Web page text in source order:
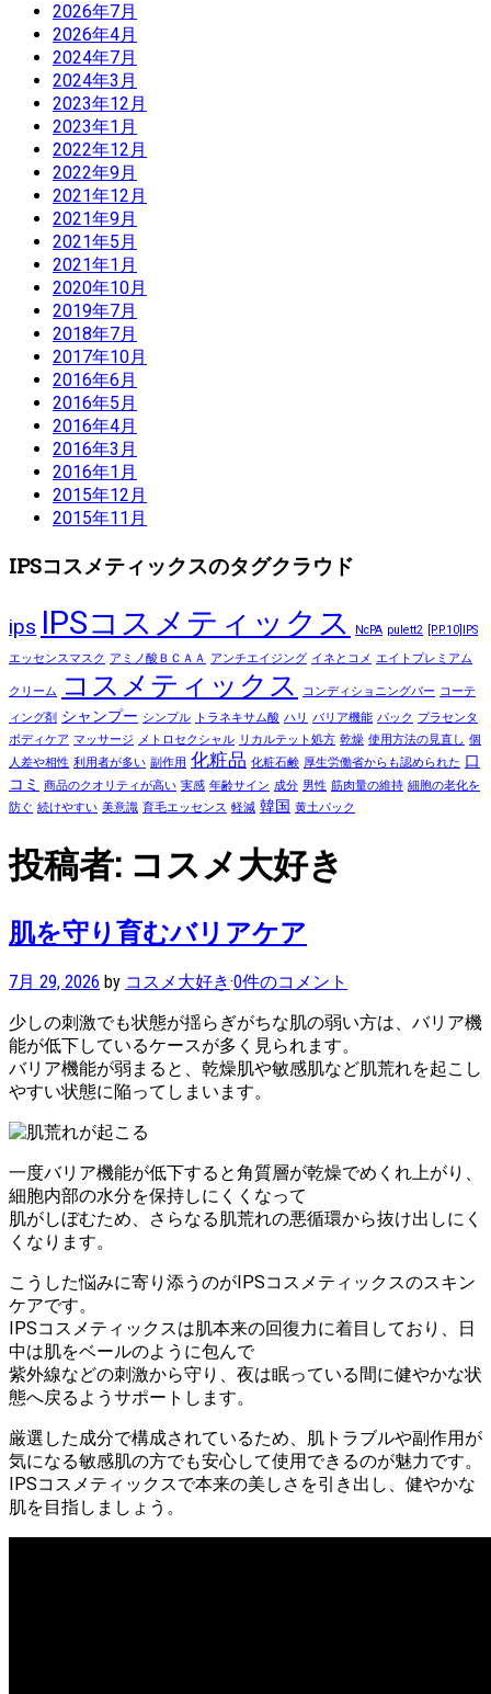
2026年7月
2026年4月
2024年7月
2024年3月
2023年12月
2023年1月
2022年12月
2022年9月
2021年12月
2021年9月
2021年5月
2021年1月
2020年10月
2019年7月
2018年7月
2017年10月
2016年6月
2016年5月
2016年4月
2016年3月
2016年1月
2015年12月
2015年11月
IPSコスメティックスのタグクラウド
ips IPSコスメティックス NcPA pulett2 [P.P.10]IPS
エッセンスマスク アミノ酸ＢＣＡＡ アンチエイジング イネとコメ エイトプレミアム
クリーム コスメティックス コンディショニングバー コーテ
ィング剤 シャンプー シンプル トラネキサム酸 ハリ バリア機能 パック プラセンタ
ボディケア マッサージ メトロセクシャル リカルテット処方 乾燥 使用方法の見直し 個
人差や相性 利用者が多い 副作用 化粧品 化粧石鹸 厚生労働省からも認められた 口
コミ
商品のクオリティが高い 実感 年齢サイン 成分 男性 筋肉量の維持 細胞の老化を
防ぐ 続けやすい 美意識 育毛エッセンス 軽減 韓国 黄土パック
投稿者: コスメ大好き
肌を守り育むバリアケア
7月 29, 2026 by コスメ大好き·0件のコメント
少しの刺激でも状態が揺らぎがちな肌の弱い方は、バリア機
能が低下しているケースが多く見られます。
バリア機能が弱まると、乾燥肌や敏感肌など肌荒れを起こし
やすい状態に陥ってしまいます。
一度バリア機能が低下すると角質層が乾燥でめくれ上がり、
細胞内部の水分を保持しにくくなって
肌がしぼむため、さらなる肌荒れの悪循環から抜け出しにく
くなります。
こうした悩みに寄り添うのがIPSコスメティックスのスキン
ケアです。
IPSコスメティックスは肌本来の回復力に着目しており、日
中は肌をベールのように包んで
紫外線などの刺激から守り、夜は眠っている間に健やかな状
態へ戻るようサポートします。
厳選した成分で構成されているため、肌トラブルや副作用が
気になる敏感肌の方でも安心して使用できるのが魅力です。
IPSコスメティックスで本来の美しさを引き出し、健やかな
肌を目指しましょう。